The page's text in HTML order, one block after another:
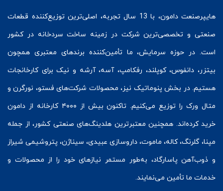
هایپرصنعت
دامون، با 13 سال تجربه، اصلی‌ترین توزیع‌کننده قطعات
صنعتی و تخصصی‌ترین شرکت در زمینه ساخت سردخانه در کشور
است. در حوزه سرمایش، ما تأمین‌کننده برندهای معتبری همچون
بیتزر، دانفوس،کوپلند، رفکامپ، آسه، آرشه و نیک برای کارخانجات
هستیم. در بخش پنوماتیک نیز، محصولات شرکت‌های فستو، نورگرن و
متال ورک
را توزیع می‌کنیم. تاکنون بیش از ۴۰۰۰ کارخانه از دامون
خرید کرده‌اند. همچنین معتبرترین هلدینگ‌های صنعتی کشور، از جمله
مپنا، گلرنگ، کاله، ماموت، داروسازی عبیدی، سیناژن، پتروشیمی شیراز
و ذوب‌آهن پاسارگاد، به‌طور مستمر نیازهای خود را از محصولات و
خدمات ما تأمین می‌نمایند.